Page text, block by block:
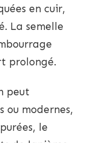
en cuir,
La semelle
prolongé.
peut
ou modernes,
le